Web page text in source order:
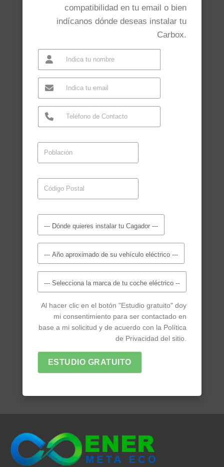
compatibilidad en tu email o bien
indícanos dónde deseas instalar tu
Carbox.
Al hacer clic en el botón "Estudio gratuito" doy
mi consentimiento para ser contactado en
base a mi solicitud y de acuerdo con la Política
de Privacidad del sitio.
ESTUDIO GRATUITO